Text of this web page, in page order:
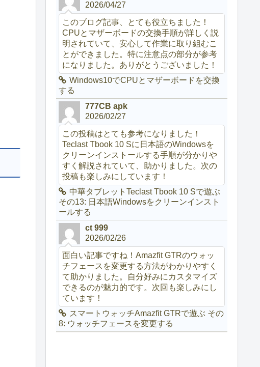
2026/04/27
このブログ記事、とても役立ちました！
CPUとマザーボードの交換手順が詳しく説
明されていて、安心して作業に取り組むこ
とができました。特に注意点の部分が参考
になりました。ありがとうございました！
Windows10でCPUとマザーボードを交換
する
777CB apk
2026/02/27
この投稿はとても参考になりました！
Teclast Tbook 10 Sに日本語のWindowsを
クリーンインストールする手順が分かりや
すく解説されていて、助かりました。次の
投稿も楽しみにしています！
中華タブレットTeclast Tbook 10 Sで遊ぶ
その13: 日本語Windowsをクリーンインスト
ールする
ct 999
2026/02/26
面白い記事ですね！Amazfit GTRのウォッ
チフェースを変更する方法がわかりやすく
て助かりました。自分好みにカスタマイズ
できるのが魅力的です。次回も楽しみにし
ています！
スマートウォッチAmazfit GTRで遊ぶ その
8: ウォッチフェースを変更する